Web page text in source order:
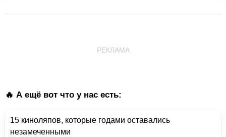
РЕКЛАМА
🔥 А ещё вот что у нас есть:
15 киноляпов, которые годами оставались
незамеченными